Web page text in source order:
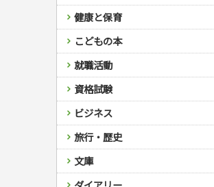
スポーツルール
野球
ゴルフ
トレーニング
ジュニアスポーツ
その他スポーツ
自然・アウトドア・ペット
アウトドア
犬・猫
ペット・飼育
園芸・野菜づくり
雑学
娯楽・ゲーム・占い
ナンプレ
囲碁・将棋・麻雀
ゲーム・マジック
家相・風水・占い
カルチャー・芸術・趣味
鉄道・車・自転車
音楽・楽器
趣味・鑑賞・カメラ
絵画・デッサン
俳句・詩・ことば
辞典・語学
辞典
語学・旅行会話
運転免許
原付・二輪
普通免許
その他免許
料理
料理・レシピ
おもてなし・ごちそう料理
各国料理
お弁当
健康メニュー・ダイエット
調理器具クッキング
お菓子・ケーキ・パン
飲み物・お酒
手芸・クラフト
編み物
ソーイング
クラフト
住まい・インテリア・暮らし
インテリア・ハウジング
収納・掃除・暮らし
美容・ファッション
ダイエット・エクササイズ
メイク・ネイル・ヘア
着物・着つけ
冠婚葬祭・手紙・ペン字
冠婚葬祭・スピーチ・マナー
手紙・ペン字
妊娠・出産・育児
妊娠・出産・育児
離乳食・幼児食・こどもレシピ
健康と保育
家庭医学・健康
ツボ・マッサージ
家庭医学・病気
健康知識
栄養事典
生活習慣病
看護・介護
看護一般
介護一般
保育・教育
パネルシアター
指導マニュアル
こどもの本
児童一般
おりがみ・あやとり
なぞなぞ・ゲーム
占い・心理ゲーム
のりもの・ずかん
読み物・絵本
音と光のでる絵本
学参・ドリル
夏休みドリル
総復習ドリル
学習・地図
自由研究・読書感想文
えんぴつちょう
就職活動
就職活動
就職試験
公務員試験
資格試験
検定試験・資格試験
英語検定・TOEIC
漢字検定・数学検定
簿記検定
ケアマネジャー
ビジネス
経営・経済・法律
マネー・株・資産
簿記・経理・税金・保険
自己啓発
ビジネス読み物
旅行・歴史
国内・海外旅行
国外旅行
地理・歴史
文庫
文庫